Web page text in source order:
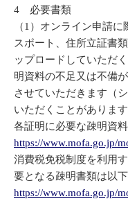
4 必要書類
（1）オンライン申請
スポート、住所立証書
ップロードしていただ
明資料の不足又は不備
させていただきます（
いただくことがあります
各証明に必要な疎明資
https://www.mofa.go.jp/
消費税免税制度を利用
要となる疎明書類は以
https://www.mofa.go.jp/